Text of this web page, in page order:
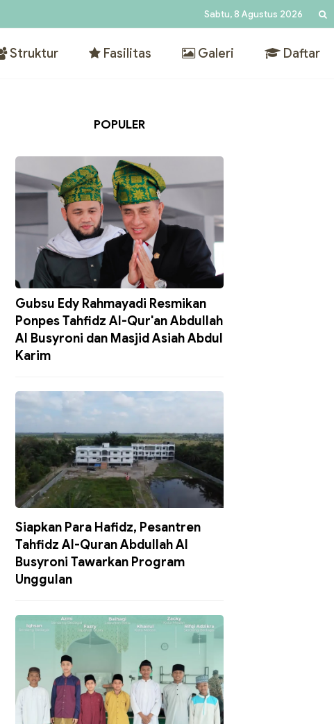
Sabtu, 8 Agustus 2026
Struktur Fasilitas Galeri Daftar
POPULER
Gubsu Edy Rahmayadi Resmikan
Ponpes Tahfidz Al-Qur'an Abdullah
Al Busyroni dan Masjid Asiah Abdul
Karim
Siapkan Para Hafidz, Pesantren
Tahfidz Al-Quran Abdullah Al
Busyroni Tawarkan Program
Unggulan